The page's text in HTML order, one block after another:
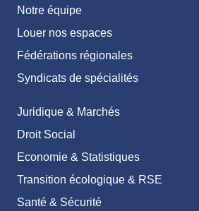
Notre équipe
Louer nos espaces
Fédérations régionales
Syndicats de spécialités
Juridique & Marchés
Droit Social
Economie & Statistiques
Transition écologique & RSE
Santé & Sécurité